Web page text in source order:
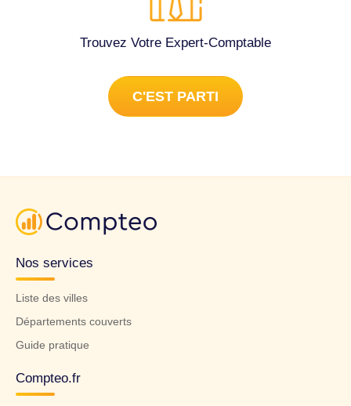
Trouvez Votre Expert-Comptable
C'EST PARTI
Nos services
Liste des villes
Départements couverts
Guide pratique
Compteo.fr